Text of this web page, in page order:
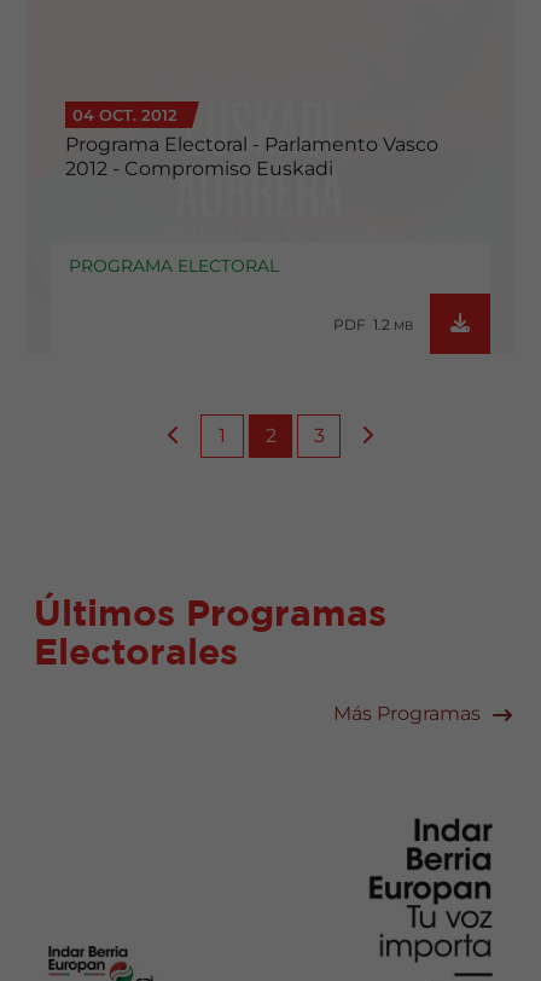
04 OCT. 2012
Programa Electoral - Parlamento Vasco
2012 - Compromiso Euskadi
PROGRAMA ELECTORAL
PDF 1.2 MB
1 2 3
Últimos Programas
Electorales
Más Programas